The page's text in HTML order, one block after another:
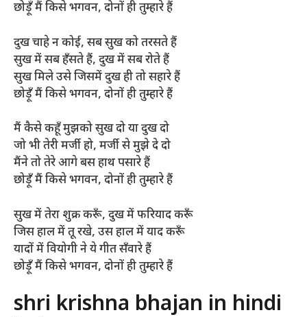
छोड़ूँ मैं किसे भगवन, दोनों ही तुम्हारे हैं
दुख चाहे न कोई, सब सुख को तरसते हैं
सुख में सब हँसते हैं, दुख में सब रोते हैं
सुख मिले उसे जिसमें दुख ही तो सहारे हैं
छोड़ूँ मैं किसे भगवन, दोनों ही तुम्हारे हैं
मैं कैसे कहूँ मुझको सुख दो या दुख दो
जो भी तेरी मर्जी हो, मर्जी से मुझे दे दो
मैंने तो तेरे आगे बस हाथ पसारे हैं
छोड़ूँ मैं किसे भगवन, दोनों ही तुम्हारे हैं
सुख में तेरा शुक्र करूँ, दुख में फरियाद करूँ
जिस हाल में तू रखे, उस हाल में याद करूँ
यादों में वियोगी ने ये गीत सँवारे हैं
छोड़ूँ मैं किसे भगवन, दोनों ही तुम्हारे हैं
shri krishna bhajan in hindi